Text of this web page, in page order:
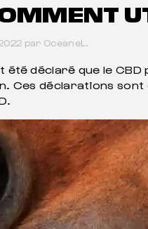
par OceaneL.
été déclaré que le
Ces déclarations